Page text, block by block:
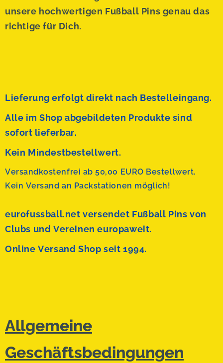
unsere hochwertigen Fußball Pins genau das
richtige für Dich.
Lieferung erfolgt direkt nach Bestelleingang.
Alle im Shop abgebildeten Produkte sind
sofort lieferbar.
Kein Mindestbestellwert.
Versandkostenfrei ab 50,00 EURO Bestellwert.
Kein Versand an Packstationen möglich!
eurofussball.net versendet Fußball Pins von
Clubs und Vereinen europaweit.
Online Versand Shop seit 1994.
Allgemeine
Geschäftsbedingungen